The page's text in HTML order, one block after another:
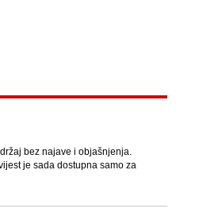
bez najave i objašnjenja.
je sada dostupna samo za